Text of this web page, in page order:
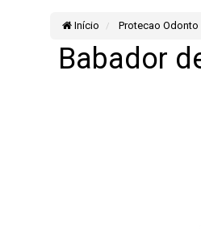
Início Protecao Odonto
Babador